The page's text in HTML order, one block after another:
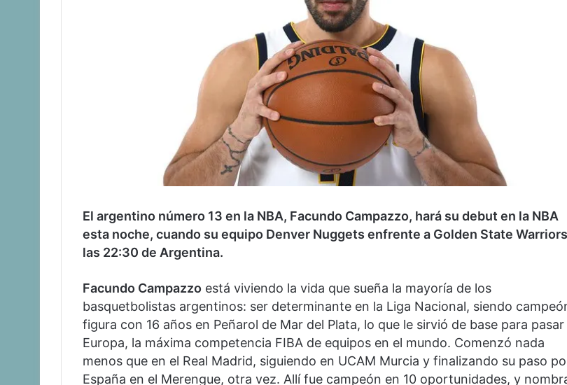
El argentino número 13 en la NBA, Facundo Campazzo, hará su debut en la NBA
esta noche, cuando su equipo Denver Nuggets enfrente a Golden State
las 22:30 de Argentina.
Facundo Campazzo está viviendo la vida que sueña la mayoría de los
basquetbolistas argentinos: ser determinante en la Liga Nacional, siendo
figura con 16 años en Peñarol de Mar del Plata, lo que le sirvió de base para pasar
Europa, la máxima competencia FIBA de equipos en el mundo. Comenzó nada
menos que en el Real Madrid, siguiendo en UCAM Murcia y finalizando su paso
España en el Merengue, otra vez. Allí fue campeón en 10 oportunidades, y